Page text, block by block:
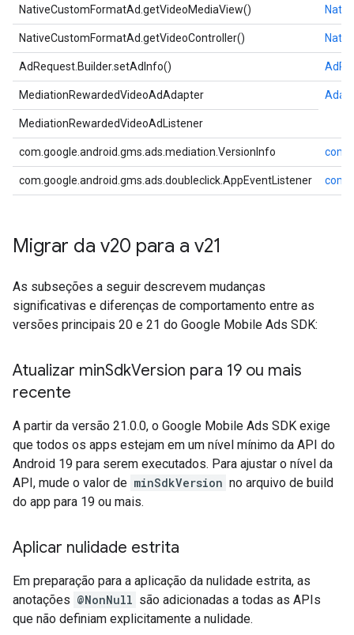
NativeCustomFormatAd.getVideoMediaView()
NativeCustomFormatAd.getVideoController()
AdRequest.Builder.setAdInfo()
MediationRewardedVideoAdAdapter
MediationRewardedVideoAdListener
com.google.android.gms.ads.mediation.VersionInfo
com.google.android.gms.ads.doubleclick.AppEventListener
Migrar da v20 para a v21
As subseções a seguir descrevem mudanças
significativas e diferenças de comportamento entre as
versões principais 20 e 21 do Google Mobile Ads SDK:
Atualizar minSdkVersion para 19 ou mais
recente
A partir da versão 21.0.0, o Google Mobile Ads SDK exige
que todos os apps estejam em um nível mínimo da API do
Android 19 para serem executados. Para ajustar o nível da
API, mude o valor de minSdkVersion no arquivo de build
do app para 19 ou mais.
Aplicar nulidade estrita
Em preparação para a aplicação da nulidade estrita, as
anotações @NonNull são adicionadas a todas as APIs
que não definiam explicitamente a nulidade.